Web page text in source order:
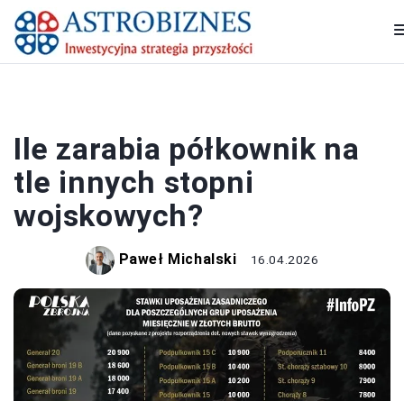
Ile zarabia półkownik na
tle innych stopni
wojskowych?
Paweł Michalski 16.04.2026